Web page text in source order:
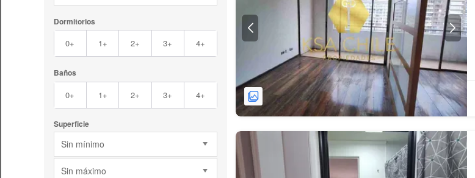
Dormitorios
0+ 1+ 2+ 3+ 4+
Baños
0+ 1+ 2+ 3+ 4+
Superficie
Sin mínimo
Sin máximo